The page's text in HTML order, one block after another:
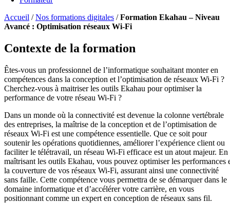
Accueil /Nos formations digitales /Formation Ekahau – Niveau
Avancé : Optimisation réseaux Wi-Fi
Contexte de la formation
Êtes-vous un professionnel de l’informatique souhaitant monter en
compétences dans la conception et l’optimisation de réseaux Wi-Fi ?
Cherchez-vous à maitriser les outils Ekahau pour optimiser la
performance de votre réseau Wi-Fi ?
Dans un monde où la connectivité est devenue la colonne vertébrale
des entreprises, la maîtrise de la conception et de l’optimisation de
réseaux Wi-Fi est une compétence essentielle. Que ce soit pour
soutenir les opérations quotidiennes, améliorer l’expérience client ou
faciliter le télétravail, un réseau Wi-Fi efficace est un atout majeur. En
maîtrisant les outils Ekahau, vous pouvez optimiser les performances
la couverture de vos réseaux Wi-Fi, assurant ainsi une connectivité
sans faille. Cette compétence vous permettra de se démarquer dans le
domaine informatique et d’accélérer votre carrière, en vous
positionnant comme un expert en conception de réseaux sans fil.